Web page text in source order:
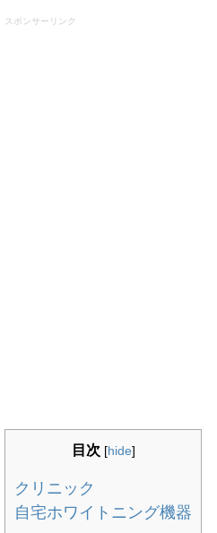
スポンサーリンク
目次 [hide]
クリニック
自宅ホワイトニング機器